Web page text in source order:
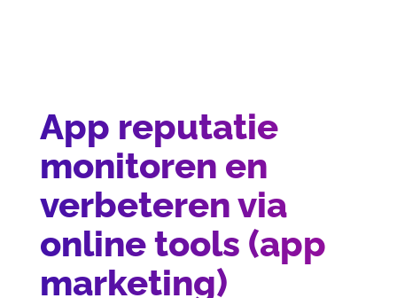
App reputatie
monitoren en
verbeteren via
online tools (app
marketing)